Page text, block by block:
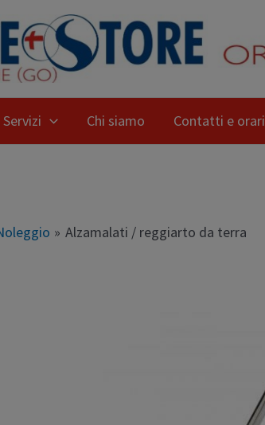
Servizi Chi siamo Contatti e orari
Alzamalati / reggiarto da terra